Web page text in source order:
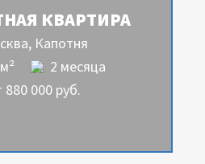
КВАРТИРА
Капотня
2 месяца
880 000 руб.